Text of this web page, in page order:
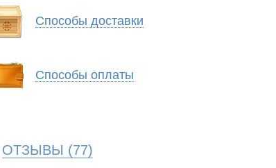
Способы доставки
Способы оплаты
ОТЗЫВЫ (77)